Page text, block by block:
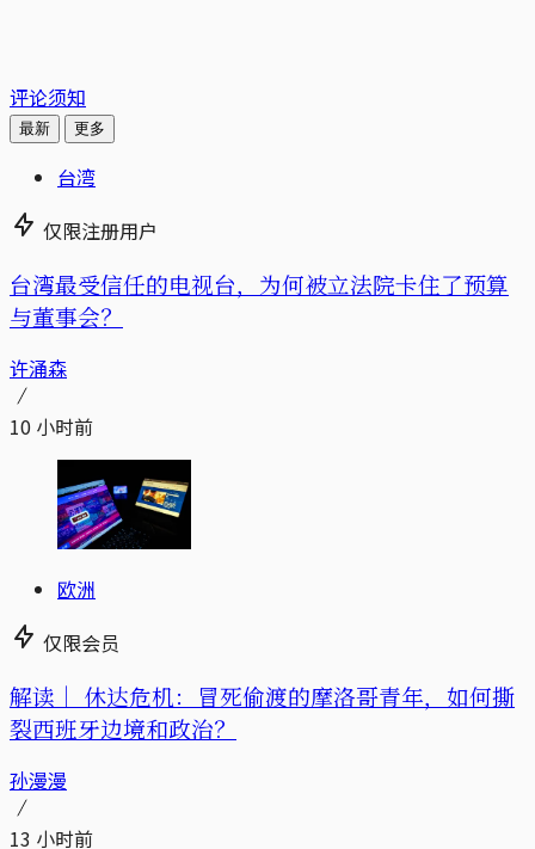
评论须知
最新 更多
台湾
仅限注册用户
台湾最受信任的电视台，为何被立法院卡住了预算
与董事会？
许涌森
10 小时前
欧洲
仅限会员
解读｜ 休达危机：冒死偷渡的摩洛哥青年，如何撕
裂西班牙边境和政治？
孙漫漫
13 小时前